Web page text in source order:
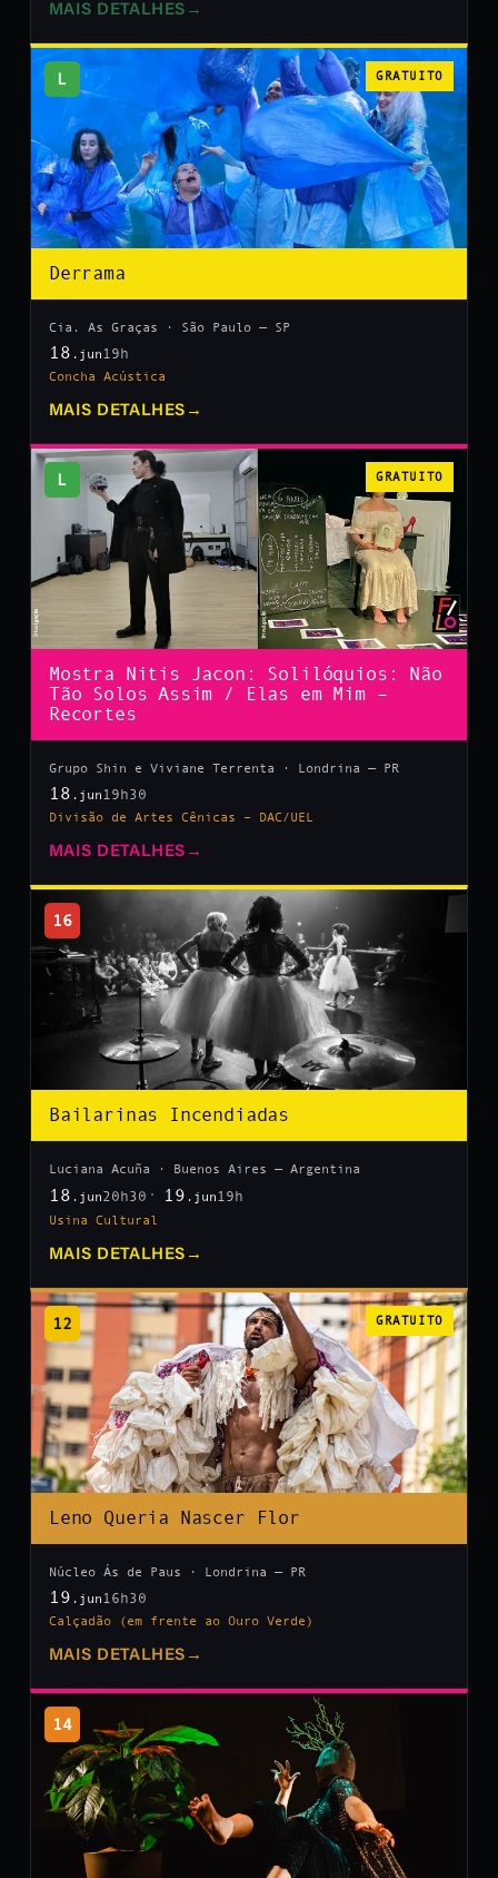
MAIS DETALHES →
L GRATUITO
Derrama
Cia. As Graças · São Paulo — SP
18 .jun 19h
Concha Acústica
MAIS DETALHES →
L GRATUITO
Mostra Nitis Jacon: Solilóquios: Não
Tão Solos Assim / Elas em Mim –
Recortes
Grupo Shin e Viviane Terrenta · Londrina — PR
18 .jun 19h30
Divisão de Artes Cênicas – DAC/UEL
MAIS DETALHES →
16
Bailarinas Incendiadas
Luciana Acuña · Buenos Aires — Argentina
18 .jun20h30 19 .jun 19h
Usina Cultural
MAIS DETALHES →
12 GRATUITO
Leno Queria Nascer Flor
Núcleo Ás de Paus · Londrina — PR
19 .jun 16h30
Calçadão (em frente ao Ouro Verde)
MAIS DETALHES →
14